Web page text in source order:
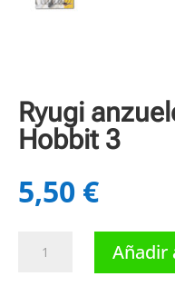
Ryugi
Hobbit 3
5,50 €
anzuelo
Añadir